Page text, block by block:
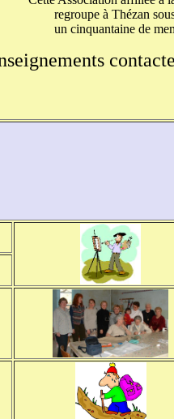
regroupe à Thézan
un cinquantaine de